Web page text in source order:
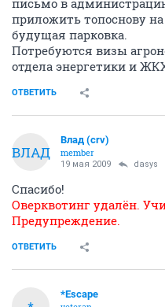
письмо в
приложить топоснову
будущая парковка.
Потребуются визы
отдела энергетики и
ОТВЕТИТЬ
ВЛАД
Влад (crv)
member
19 мая 2009 dasys
Спасибо!
Оверквотинг удалён.
Предупреждение.
ОТВЕТИТЬ
*Escape